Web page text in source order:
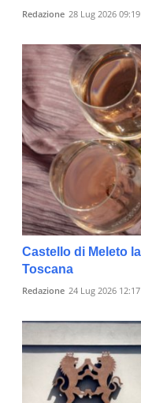
Redazione 28 Lug 2026 09:19
Castello di Meleto
Toscana
Redazione 24 Lug 2026 12:17